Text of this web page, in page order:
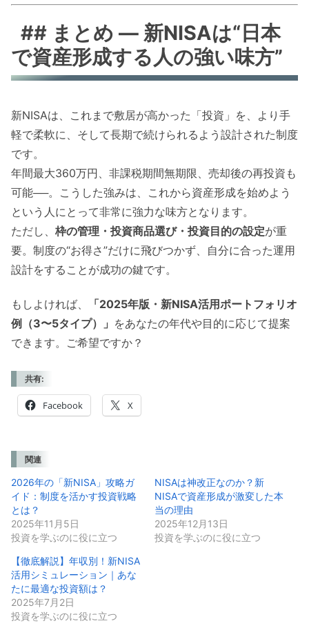
## まとめ — 新NISAは“日本
で資産形成する人の強い味方”
新NISAは、これまで敷居が高かった「投資」を、より手
軽で柔軟に、そして長期で続けられるよう設計された制度
です。
年間最大360万円、非課税期間無期限、売却後の再投資も
可能──。こうした強みは、これから資産形成を始めよう
という人にとって非常に強力な味方となります。
ただし、 枠の管理・投資商品選び・投資目的の設定が重
要。制度の“お得さ”だけに飛びつかず、自分に合った運用
設計をすることが成功の鍵です。
もしよければ、
「2025年版・新NISA活用ポートフォリオ
例（3〜5タイプ）」 をあなたの年代や目的に応じて提案
できます。ご希望ですか？
共有:
Facebook X
関連
2026年の「新NISA」攻略ガ
イド：制度を活かす投資戦略
とは？
2025年11月5日
投資を学ぶのに役に立つ
NISAは神改正なのか？新
NISAで資産形成が激変した本
当の理由
2025年12月13日
投資を学ぶのに役に立つ
【徹底解説】年収別！新NISA
活用シミュレーション｜あな
たに最適な投資額は？
2025年7月2日
投資を学ぶのに役に立つ